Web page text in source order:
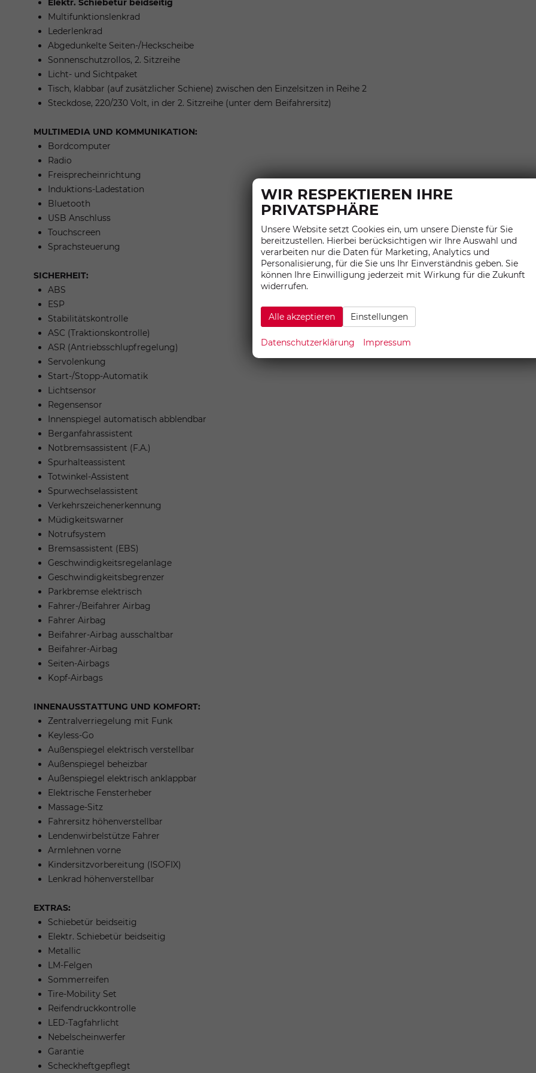
Elektr. Schiebetür beidseitig
Multifunktionslenkrad
Lederlenkrad
Abgedunkelte Seiten-/Heckscheibe
Sonnenschutzrollos, 2. Sitzreihe
Licht- und Sichtpaket
Tisch, klabbar (auf zusätzlicher Schiene) zwischen den Einzelsitzen in Reihe 2
Steckdose, 220/230 Volt, in der 2. Sitzreihe (unter dem Beifahrersitz)
MULTIMEDIA UND KOMMUNIKATION:
Bordcomputer
Radio
Freisprecheinrichtung
Induktions-Ladestation
Bluetooth
USB Anschluss
Touchscreen
Sprachsteuerung
SICHERHEIT:
ABS
ESP
Stabilitätskontrolle
ASC (Traktionskontrolle)
ASR (Antriebsschlupfregelung)
Servolenkung
Start-/Stopp-Automatik
Lichtsensor
Regensensor
Innenspiegel automatisch abblendbar
Berganfahrassistent
Notbremsassistent (F.A.)
Spurhalteassistent
Totwinkel-Assistent
Spurwechselassistent
Verkehrszeichenerkennung
Müdigkeitswarner
Notrufsystem
Bremsassistent (EBS)
Geschwindigkeitsregelanlage
Geschwindigkeitsbegrenzer
Parkbremse elektrisch
Fahrer-/Beifahrer Airbag
Fahrer Airbag
Beifahrer-Airbag ausschaltbar
Beifahrer-Airbag
Seiten-Airbags
Kopf-Airbags
INNENAUSSTATTUNG UND KOMFORT:
Zentralverriegelung mit Funk
Keyless-Go
Außenspiegel elektrisch verstellbar
Außenspiegel beheizbar
Außenspiegel elektrisch anklappbar
Elektrische Fensterheber
Massage-Sitz
Fahrersitz höhenverstellbar
Lendenwirbelstütze Fahrer
Armlehnen vorne
Kindersitzvorbereitung (ISOFIX)
Lenkrad höhenverstellbar
EXTRAS:
Schiebetür beidseitig
Elektr. Schiebetür beidseitig
Metallic
LM-Felgen
Sommerreifen
Tire-Mobility Set
Reifendruckkontrolle
LED-Tagfahrlicht
Nebelscheinwerfer
Garantie
Scheckheftgepflegt
WIR RESPEKTIEREN IHRE
PRIVATSPHÄRE
Unsere Website setzt Cookies ein, um unsere Dienste für Sie
bereitzustellen. Hierbei berücksichtigen wir Ihre Auswahl und
verarbeiten nur die Daten für Marketing, Analytics und
Personalisierung, für die Sie uns Ihr Einverständnis geben. Sie
können Ihre Einwilligung jederzeit mit Wirkung für die Zukunft
widerrufen.
Alle akzeptieren Einstellungen
Datenschutzerklärung Impressum